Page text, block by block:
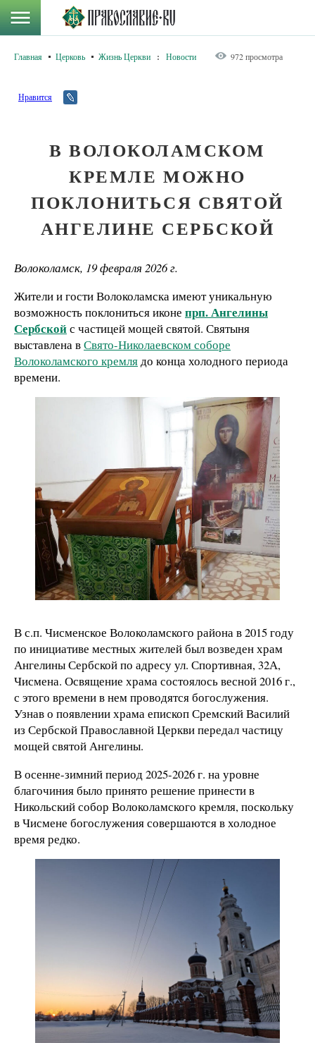
Главная Церковь Жизнь Церкви : Новости 972 просмотра
Нравится
В ВОЛОКОЛАМСКОМ
КРЕМЛЕ МОЖНО
ПОКЛОНИТЬСЯ СВЯТОЙ
АНГЕЛИНЕ СЕРБСКОЙ
Волоколамск, 19 февраля 2026 г.
Жители и гости Волоколамска имеют уникальную
возможность поклониться иконе прп. Ангелины
Сербскойс частицей мощей святой. Святыня
выставлена вСвято-Николаевском соборе
Волоколамского кремлядо конца холодного периода
времени.
В с.п. Чисменское Волоколамского района в 2015 году
по инициативе местных жителей был возведен храм
Ангелины Сербской по адресу ул. Спортивная, 32А,
Чисмена. Освящение храма состоялось весной 2016 г.,
с этого времени в нем проводятся богослужения.
Узнав о появлении храма епископ Сремский Василий
из Сербской Православной Церкви передал частицу
мощей святой Ангелины.
В осенне-зимний период 2025-2026 г. на уровне
благочиния было принято решение принести в
Никольский собор Волоколамского кремля, поскольку
в Чисмене богослужения совершаются в холодное
время редко.